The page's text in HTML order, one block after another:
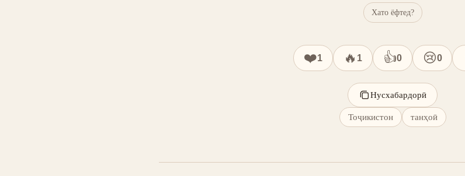
Хато ёфтед?
❤️1 🔥 1 👍0 😢0
Нусхабардорӣ
Тоҷикистон танҳоӣ